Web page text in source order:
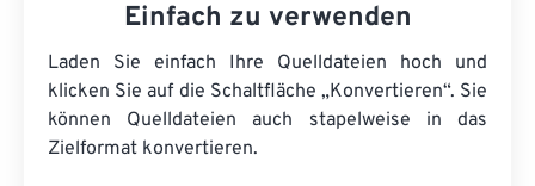
Einfach zu verwenden
Laden Sie einfach Ihre Quelldateien hoch und
klicken Sie auf die Schaltfläche „Konvertieren“. Sie
können Quelldateien auch stapelweise in das
Zielformat konvertieren.